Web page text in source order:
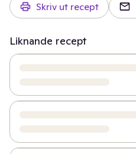
Skriv ut recept
Liknande recept